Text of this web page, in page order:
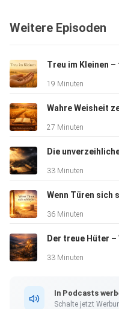
Weitere Episoden
Treu im Kleinen
19 Minuten
Wahre Weisheit
27 Minuten
33 Minuten
36 Minuten
33 Minuten
In Podcasts
Schalte jetzt